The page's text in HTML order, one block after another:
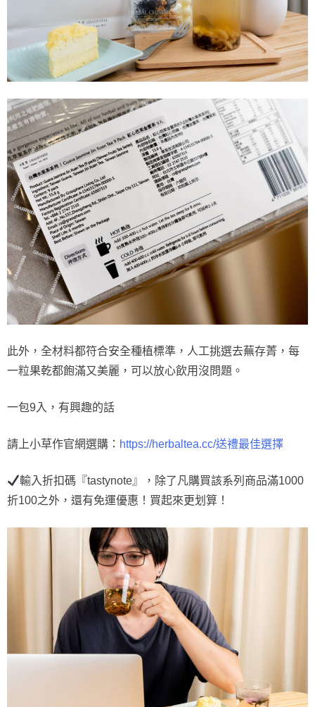
此外，全材料都符合安全種植標準，人工挑選去蕪存菁，每
一粒果乾都飽滿又美麗，可以放心飲用沒問題。
一包9入，有興趣的話
請上小草作官網選購： https://herbaltea.cc/送禮最佳選擇
輸入折扣碼『tastynote』，除了凡購買該系列商品滿1000
折100之外，還有免運優惠！買起來更划算！